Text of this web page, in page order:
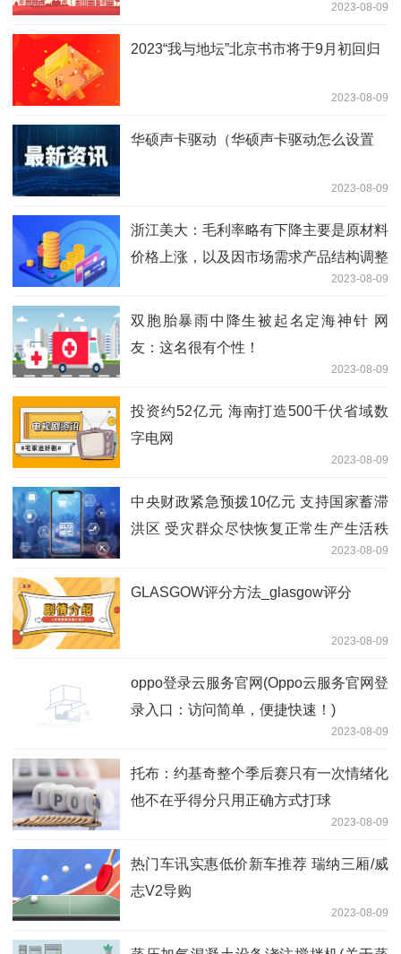
2023-08-09
2023“我与地坛”北京书市将于9月初回归
2023-08-09
华硕声卡驱动（华硕声卡驱动怎么设置
2023-08-09
浙江美大：毛利率略有下降主要是原材料
价格上涨，以及因市场需求产品结构调整
2023-08-09
双胞胎暴雨中降生被起名定海神针 网
友：这名很有个性！
2023-08-09
投资约52亿元 海南打造500千伏省域数
字电网
2023-08-09
中央财政紧急预拨10亿元 支持国家蓄滞
洪区 受灾群众尽快恢复正常生产生活秩
2023-08-09
GLASGOW评分方法_glasgow评分
2023-08-09
oppo登录云服务官网(Oppo云服务官网登
录入口：访问简单，便捷快速！)
2023-08-09
托布：约基奇整个季后赛只有一次情绪化
他不在乎得分只用正确方式打球
2023-08-09
热门车讯实惠低价新车推荐 瑞纳三厢/威
志V2导购
2023-08-09